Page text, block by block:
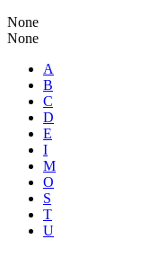
None
None
A
B
C
D
E
I
M
O
S
T
U